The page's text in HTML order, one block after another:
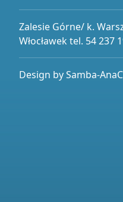
Zalesie Górne/ k.
Włocławek tel. 54 237
Design by Samba-